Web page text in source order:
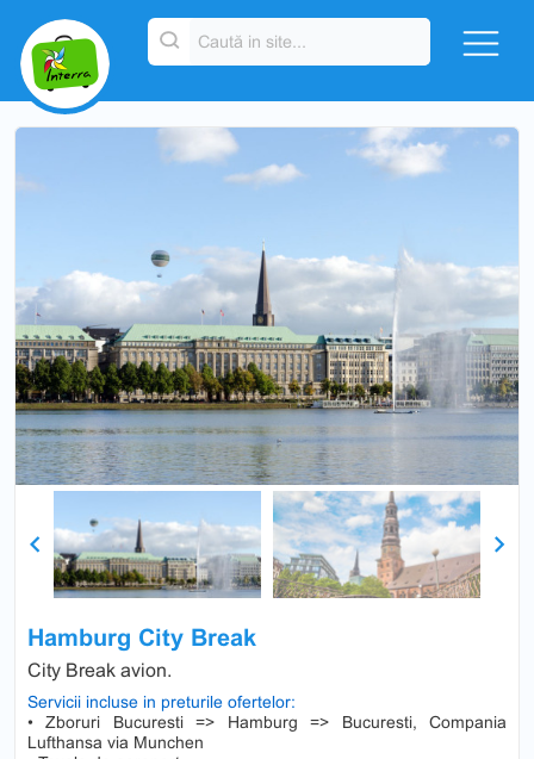
Hamburg City Break
City Break avion.
Servicii incluse in preturile ofertelor:
• Zboruri Bucuresti => Hamburg => Bucuresti, Compania
Lufthansa via Munchen
Previous Next